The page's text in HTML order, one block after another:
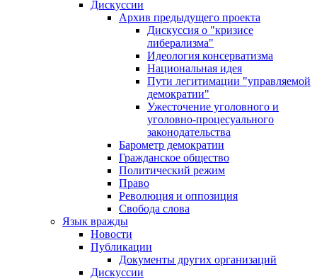
Дискуссии
Архив предыдущего проекта
Дискуссия о "кризисе
либерализма"
Идеология консерватизма
Национальная идея
Пути легитимации "управляемой
демократии"
Ужесточение уголовного и
уголовно-процесуального
законодательства
Барометр демократии
Гражданское общество
Политический режим
Право
Революция и оппозиция
Свобода слова
Язык вражды
Новости
Публикации
Документы других организаций
Дискуссии